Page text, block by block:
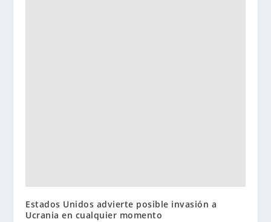
Estados Unidos advierte posible invasión a
Ucrania en cualquier momento